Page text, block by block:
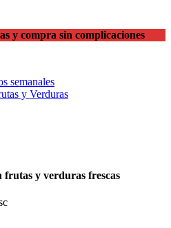
y compra sin complicaciones
semanales
y Verduras
frutas y verduras frescas